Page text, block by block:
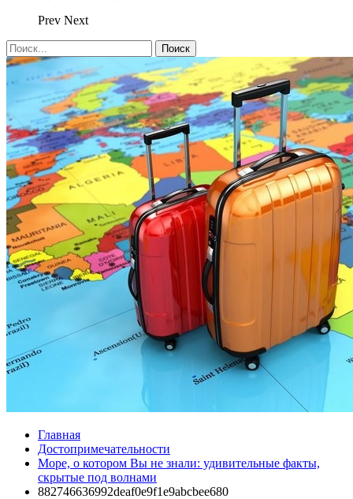
Prev Next
Главная
Достопримечательности
Море, о котором Вы не знали: удивительные факты,
скрытые под волнами
882746636992deaf0e9f1e9abcbee680